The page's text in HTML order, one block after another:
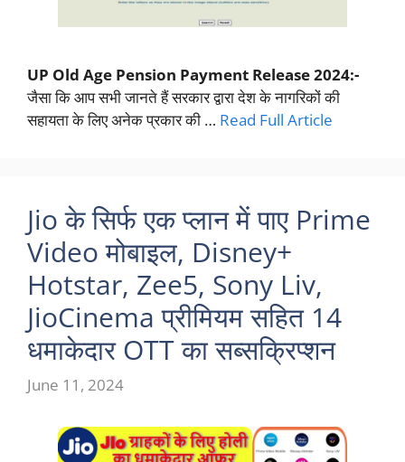
UP Old Age Pension Payment Release 2024:-
जैसा कि आप सभी जानते हैं सरकार द्वारा देश के नागरिकों की
सहायता के लिए अनेक प्रकार की … Read Full Article
Jio के सिर्फ एक प्लान में पाए Prime
Video मोबाइल, Disney+
Hotstar, Zee5, Sony Liv,
JioCinema प्रीमियम सहित 14
धमाकेदार OTT का सब्सक्रिप्शन
June 11, 2024